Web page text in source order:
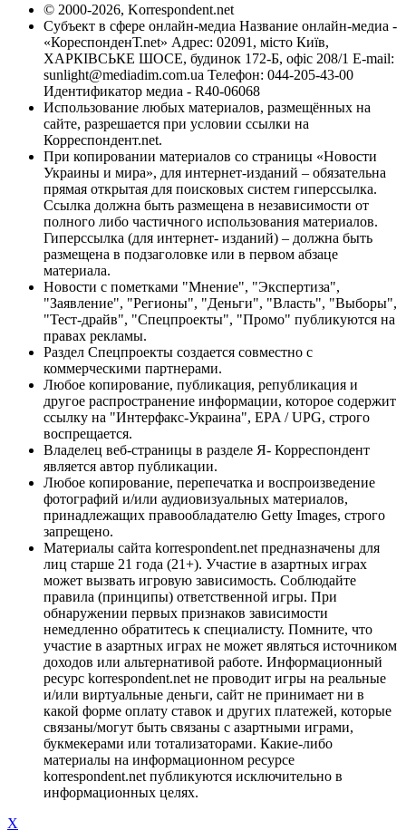
© 2000-2026, Korrespondent.net
Субъект в сфере онлайн-медиа Название онлайн-медиа -
«КореспонденТ.net» Адрес: 02091, місто Київ,
ХАРКІВСЬКЕ ШОСЕ, будинок 172-Б, офіс 208/1 E-mail:
sunlight@mediadim.com.ua Телефон: 044-205-43-00
Идентификатор медиа - R40-06068
Использование любых материалов, размещённых на
сайте, разрешается при условии ссылки на
Корреспондент.net.
При копировании материалов со страницы «Новости
Украины и мира», для интернет-изданий – обязательна
прямая открытая для поисковых систем гиперссылка.
Ссылка должна быть размещена в независимости от
полного либо частичного использования материалов.
Гиперссылка (для интернет- изданий) – должна быть
размещена в подзаголовке или в первом абзаце
материала.
Новости с пометками "Мнение", "Экспертиза",
"Заявление", "Регионы", "Деньги", "Власть", "Выборы",
"Тест-драйв", "Спецпроекты", "Промо" публикуются на
правах рекламы.
Раздел Спецпроекты создается совместно с
коммерческими партнерами.
Любое копирование, публикация, републикация и
другое распространение информации, которое содержит
ссылку на "Интерфакс-Украина", EPA / UPG, строго
воспрещается.
Владелец веб-страницы в разделе Я- Корреспондент
является автор публикации.
Любое копирование, перепечатка и воспроизведение
фотографий и/или аудиовизуальных материалов,
принадлежащих правообладателю Getty Images, строго
запрещено.
Материалы сайта korrespondent.net предназначены для
лиц старше 21 года (21+). Участие в азартных играх
может вызвать игровую зависимость. Соблюдайте
правила (принципы) ответственной игры. При
обнаружении первых признаков зависимости
немедленно обратитесь к специалисту. Помните, что
участие в азартных играх не может являться источником
доходов или альтернативой работе. Информационный
ресурс korrespondent.net не проводит игры на реальные
и/или виртуальные деньги, сайт не принимает ни в
какой форме оплату ставок и других платежей, которые
связаны/могут быть связаны с азартными играми,
букмекерами или тотализаторами. Какие-либо
материалы на информационном ресурсе
korrespondent.net публикуются исключительно в
информационных целях.
X